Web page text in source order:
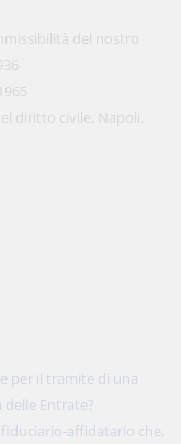
del nostro
diritto civile, Napoli,
per il tramite di una
Entrate?
affidatario che,